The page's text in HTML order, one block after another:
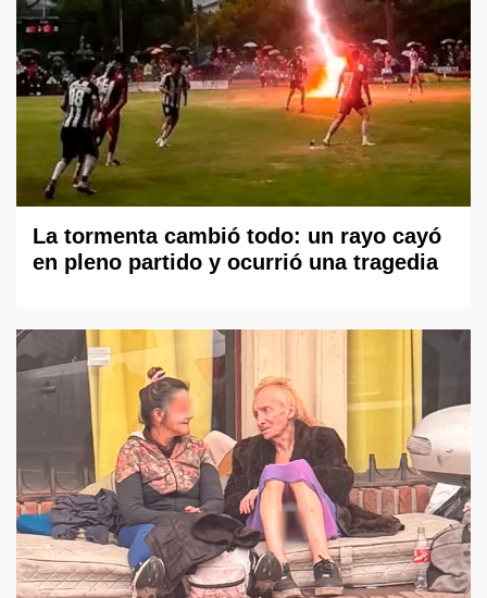
La tormenta cambió todo: un rayo cayó
en pleno partido y ocurrió una tragedia